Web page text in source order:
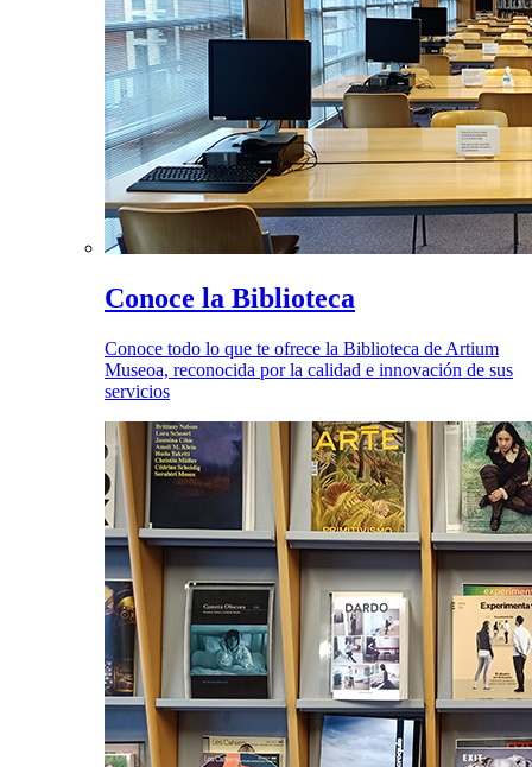
Conoce la Biblioteca
Conoce todo lo que te ofrece la Biblioteca de Artium
Museoa, reconocida por la calidad e innovación de sus
servicios